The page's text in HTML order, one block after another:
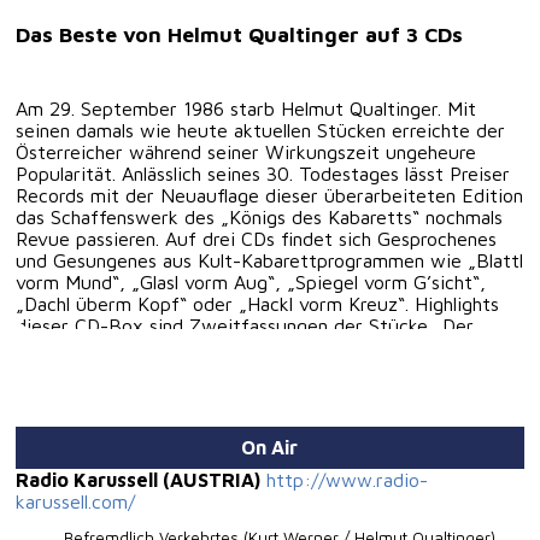
Das Beste von Helmut Qualtinger auf 3 CDs
Am 29. September 1986 starb Helmut Qualtinger. Mit
seinen damals wie heute aktuellen Stücken erreichte der
Österreicher während seiner Wirkungszeit ungeheure
Popularität. Anlässlich seines 30. Todestages lässt Preiser
Records mit der Neuauflage dieser überarbeiteten Edition
das Schaffenswerk des „Königs des Kabaretts“ nochmals
Revue passieren. Auf drei CDs findet sich Gesprochenes
und Gesungenes aus Kult-Kabarettprogrammen wie „Blattl
vorm Mund“, „Glasl vorm Aug“, „Spiegel vorm G’sicht“,
„Dachl überm Kopf“ oder „Hackl vorm Kreuz“. Highlights
dieser CD-Box sind Zweitfassungen der Stücke „Der
On Air
Radio Karussell (AUSTRIA) http://www.radio-
karussell.com/